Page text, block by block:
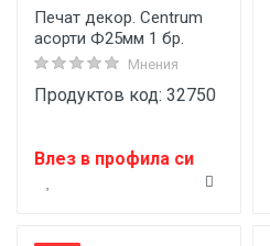
Печат декор. Centrum
асорти Ф25мм 1 бр.
Мнения
Продуктов код: 32750
Влез в профила си